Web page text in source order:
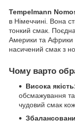
Tempelmann
в Німеччині. Вона
тонкий смак.
Америки та Африки
насичений смак з
Чому варто
Висока
обсмажування та
чудовий смак